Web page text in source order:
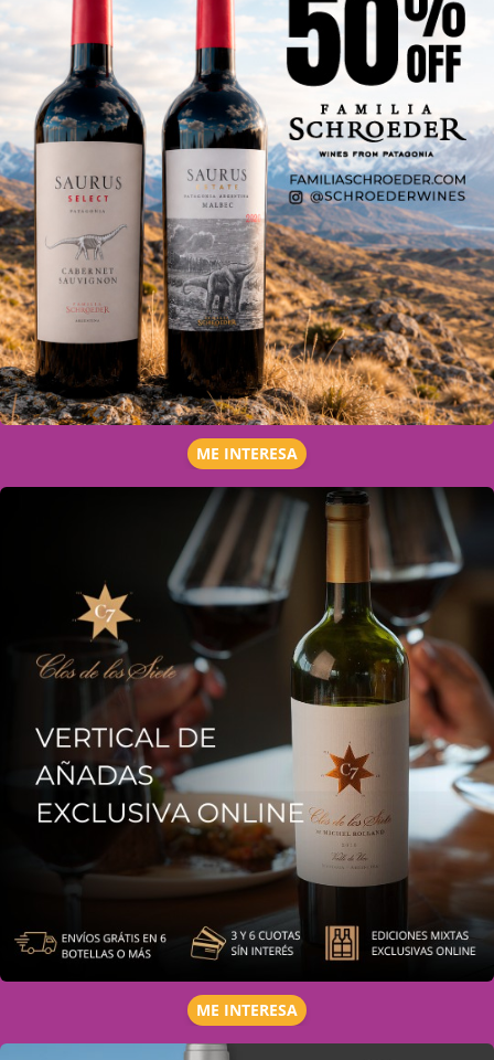
ME INTERESA
ME INTERESA